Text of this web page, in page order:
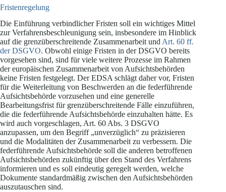
Fristenregelung
Die Einführung verbindlicher Fristen soll ein wichtiges Mittel
zur Verfahrensbeschleunigung sein, insbesondere im Hinblick
auf die grenzüberschreitende Zusammenarbeit und Art. 60 ff.
der DSGVO. Obwohl einige Fristen in der DSGVO bereits
vorgesehen sind, sind für viele weitere Prozesse im Rahmen
der europäischen Zusammenarbeit von Aufsichtsbehörden
keine Fristen festgelegt. Der EDSA schlägt daher vor, Fristen
für die Weiterleitung von Beschwerden an die federführende
Aufsichtsbehörde vorzusehen und eine generelle
Bearbeitungsfrist für grenzüberschreitende Fälle einzuführen,
die die federführende Aufsichtsbehörde einzuhalten hätte. Es
wird auch vorgeschlagen, Art. 60 Abs. 3 DSGVO
anzupassen, um den Begriff „unverzüglich“ zu präzisieren
und die Modalitäten der Zusammenarbeit zu verbessern. Die
federführende Aufsichtsbehörde soll die anderen betroffenen
Aufsichtsbehörden zukünftig über den Stand des Verfahrens
informieren und es soll eindeutig geregelt werden, welche
Dokumente standardmäßig zwischen den Aufsichtsbehörden
auszutauschen sind.